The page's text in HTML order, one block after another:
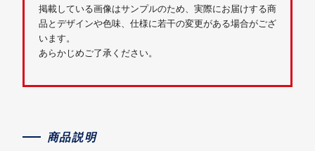
掲載している画像はサンプルのため、実際にお届けする商
品とデザインや色味、仕様に若干の変更がある場合がござ
います。
あらかじめご了承ください。
商品説明